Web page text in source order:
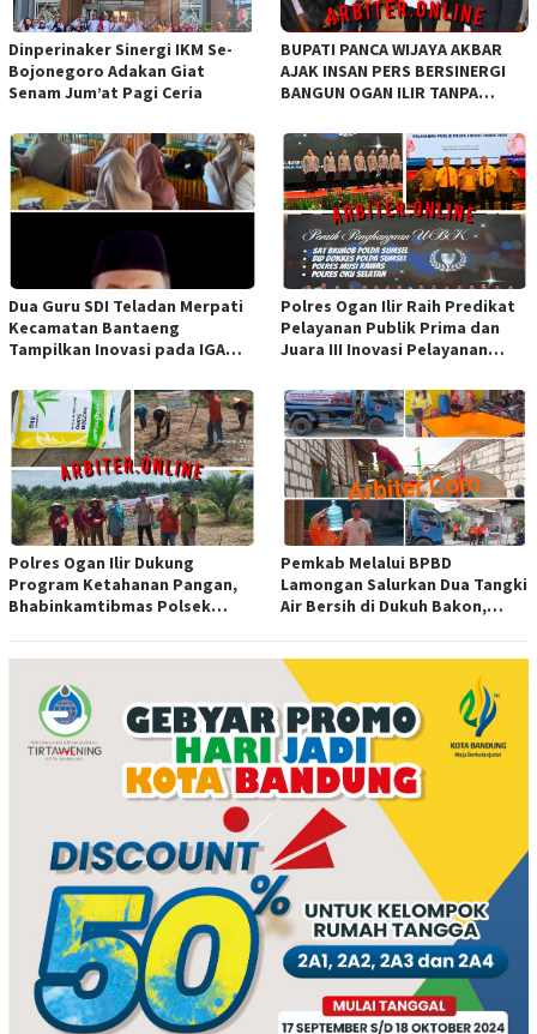
Dinperinaker Sinergi IKM Se-
Bojonegoro Adakan Giat
Senam Jum’at Pagi Ceria
BUPATI PANCA WIJAYA AKBAR
AJAK INSAN PERS BERSINERGI
BANGUN OGAN ILIR TANPA
Dua Guru SDI Teladan Merpati
Kecamatan Bantaeng
Tampilkan Inovasi pada IGA
Sulawesi
Polres Ogan Ilir Raih Predikat
Pelayanan Publik Prima dan
Juara III Inovasi Pelayanan
Polres Ogan Ilir Dukung
Program Ketahanan Pangan,
Bhabinkamtibmas Polsek
Jagung Pipil di Desa Sungai
Pemkab Melalui BPBD
Lamongan Salurkan Dua Tangki
Air Bersih di Dukuh Bakon,